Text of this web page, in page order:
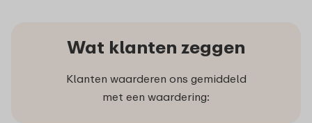
Wat klanten zeggen
Klanten waarderen ons gemiddeld
met een waardering: